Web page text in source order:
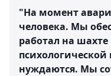
"На момент
человека. Мы
работал на шахте
нуждаются. Мы